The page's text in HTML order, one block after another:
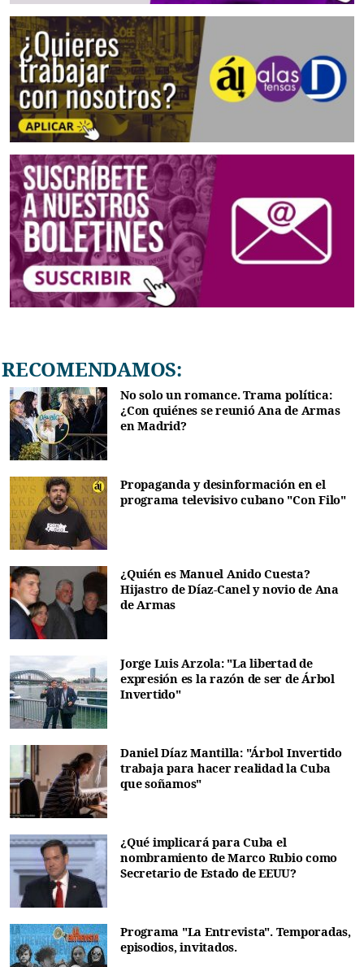
RECOMENDAMOS:
No solo un romance. Trama política:
¿Con quiénes se reunió Ana de Armas
en Madrid?
Propaganda y desinformación en el
programa televisivo cubano "Con Filo"
¿Quién es Manuel Anido Cuesta?
Hijastro de Díaz-Canel y novio de Ana
de Armas
Jorge Luis Arzola: "La libertad de
expresión es la razón de ser de Árbol
Invertido"
Daniel Díaz Mantilla: "Árbol Invertido
trabaja para hacer realidad la Cuba
que soñamos"
¿Qué implicará para Cuba el
nombramiento de Marco Rubio como
Secretario de Estado de EEUU?
Programa "La Entrevista". Temporadas,
episodios, invitados.